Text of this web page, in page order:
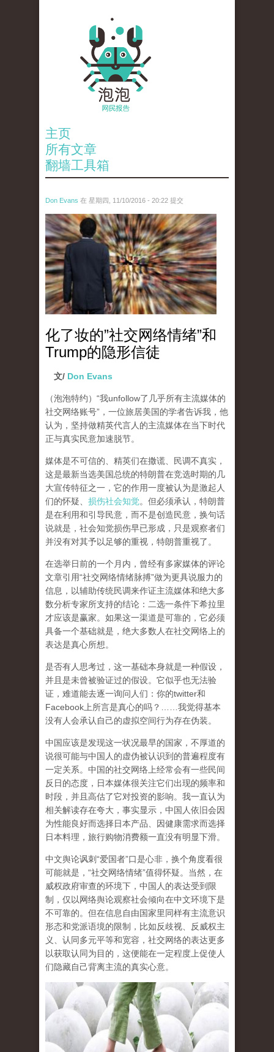
主页
所有文章
翻墙工具箱
Don Evans 在 星期四, 11/10/2016 - 20:22 提交
tou_.jpg
化了妆的”社交网络情绪”和
Trump的隐形信徒
文/ Don Evans
（泡泡特约） “我unfollow了几乎所有主流媒体的
社交网络账号”，一位旅居美国的学者告诉我，他
认为，坚持做精英代言人的主流媒体在当下时代
正与真实民意加速脱节。
媒体是不可信的、精英们在撒谎、民调不真实，
这是最新当选美国总统的特朗普在竞选时期的几
大宣传特征之一，它的作用一度被认为是激起人
们的怀疑、 损伤社会知觉。但必须承认，特朗普
是在利用和引导民意，而不是创造民意，换句话
说就是，社会知觉损伤早已形成，只是观察者们
并没有对其予以足够的重视，特朗普重视了。
在选举日前的一个月内，曾经有多家媒体的评论
文章引用“社交网络情绪脉搏”做为更具说服力的
信息，以辅助传统民调来作证主流媒体和绝大多
数分析专家所支持的结论：二选一条件下希拉里
才应该是赢家。如果这一渠道是可靠的，它必须
具备一个基础就是，绝大多数人在社交网络上的
表达是真心所想。
是否有人思考过，这一基础本身就是一种假设，
并且是未曾被验证过的假设。它似乎也无法验
证，难道能去逐一询问人们：你的twitter和
Facebook上所言是真心的吗？……我觉得基本
没有人会承认自己的虚拟空间行为存在伪装。
中国应该是发现这一状况最早的国家，不厚道的
说很可能与中国人的虚伪被认识到的普遍程度有
一定关系。中国的社交网络上经常会有一些民间
反日的态度，日本媒体很关注它们出现的频率和
时段，并且高估了它对投资的影响。我一直认为
相关解读存在夸大，事实显示，中国人依旧会因
为性能良好而选择日本产品、因健康需求而选择
日本料理，旅行购物消费额一直没有明显下滑。
中文舆论讽刺“爱国者”口是心非，换个角度看很
可能就是，“社交网络情绪”值得怀疑。当然，在
威权政府审查的环境下，中国人的表达受到限
制，仅以网络舆论观察社会倾向在中文环境下是
不可靠的。但在信息自由国家里同样有主流意识
形态和党派语境的限制，比如反歧视、反威权主
义、认同多元平等和宽容，社交网络的表达更多
以获取认同为目的，这便能在一定程度上促使人
们隐藏自己背离主流的真实心意。